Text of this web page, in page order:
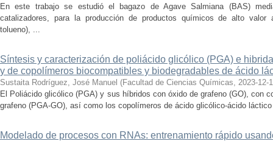
En este trabajo se estudió el bagazo de Agave Salmiana (BAS)
catalizadores, para la producción de productos químicos de alto valor
tolueno), ...
Síntesis y caracterización de poliácido glicólico (PGA) e
y de copolímeros biocompatibles y biodegradables de ácido
Sustaita Rodríguez, José Manuel (Facultad de Ciencias Químicas, 2023-12-
El Poliácido glicólico (PGA) y sus híbridos con óxido de grafeno (GO), con
grafeno (PGA-GO), así como los copolímeros de ácido glicólico-ácido
Modelado de procesos con RNAs: entrenamiento rápido